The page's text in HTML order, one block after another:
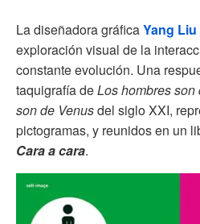
La diseñadora gráficaYang Liu
exploración visual de la
constante evolución. Una
taquigrafía deLos hombres son
son de Venusdel siglo XXI,
pictogramas, y reunidos en un
Cara a cara.